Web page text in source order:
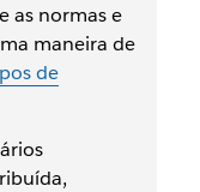
as normas e
maneira de
de